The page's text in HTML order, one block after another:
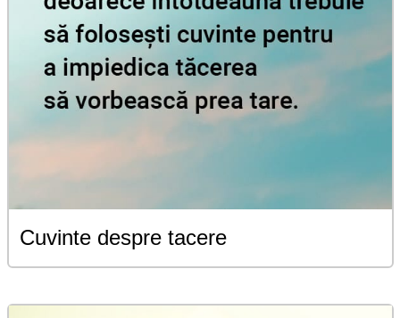
Cuvinte despre tacere